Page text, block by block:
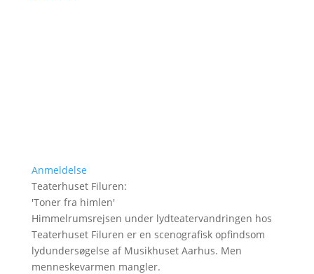
Anmeldelse
Teaterhuset Filuren:
'Toner fra himlen'
Himmelrumsrejsen under lydteatervandringen hos
Teaterhuset Filuren er en scenografisk opfindsom
lydundersøgelse af Musikhuset Aarhus. Men
menneskevarmen mangler.